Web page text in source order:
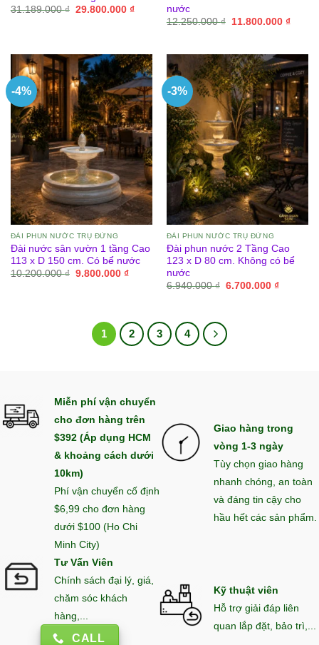
31.189.000₫ Giá
29.800.000 ₫Giá
nước
12.250.000₫
Giá
11.800.000 ₫Giá
-4%
ĐÀI PHUN NƯỚC TRỤ ĐỨNG
Đài nước sân vườn 1 tầng Cao
113 x D 150 cm. Có bể nước
10.200.000₫ Giá
9.800.000 ₫Giá
-3%
ĐÀI PHUN NƯỚC TRỤ ĐỨNG
Đài phun nước 2 Tầng Cao
123 x D 80 cm. Không có bể
nước
6.940.000₫ Giá
6.700.000 ₫Giá
1 2 3 4
Miễn phí vận chuyển
cho đơn hàng trên
$392 (Áp dụng HCM
& khoảng cách dưới
10km)
Phí vận chuyển cố định
$6,99 cho đơn hàng
dưới $100 (Ho Chi
Minh City)
Giao hàng trong
vòng 1-3 ngày
Tùy chọn giao hàng
nhanh chóng, an toàn
và đáng tin cậy cho
hầu hết các sản phẩm.
Tư Vấn Viên
Chính sách đại lý, giá,
chăm sóc khách
hàng,...
CALL
Kỹ thuật viên
Hỗ trợ giải đáp liên
quan lắp đặt, bảo trì,...